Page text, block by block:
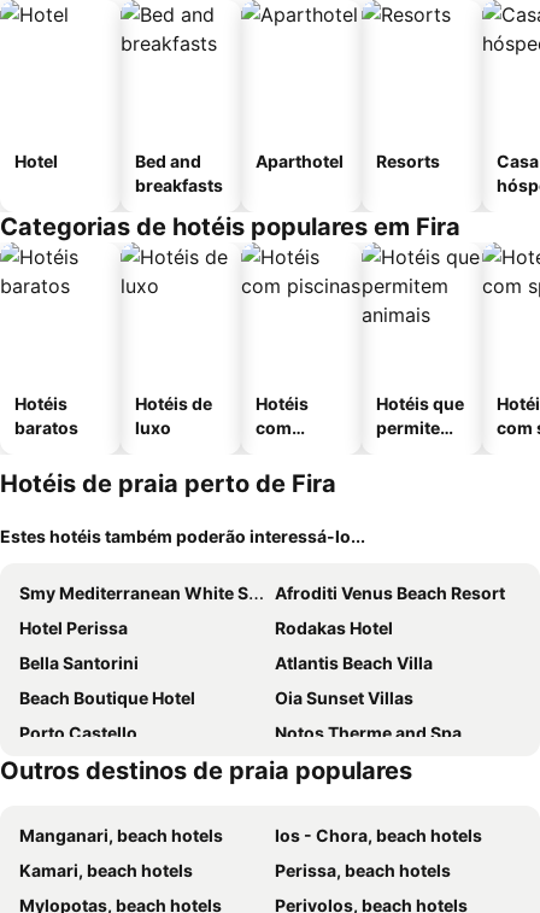
Hotel
Bed and
breakfasts
Aparthotel Resorts
Categorias de hotéis populares em Fira
Hotéis
baratos
Hotéis de
luxo
Hotéis
com
Hotéis que
permitem
com
Hotéis de praia perto de Fira
Estes hotéis também poderão interessá-lo...
Smy Mediterranean White Santorini
Afroditi Venus Beach Resort
Hotel Perissa
Rodakas Hotel
Bella Santorini
Atlantis Beach Villa
Beach Boutique Hotel
Oia Sunset Villas
Porto Castello
Notos Therme and Spa
Antinea Suites & Spa Hotel
Holiday Beach Resort
Anema Boutique Hotel & Villas Santorini
Nikki Beach Resort & Spa Santorini
Agia Irini Rooms & Apartments
Aurora Luxury Suites
Radisson Blu Zaffron Resort, Santorini
Home Hotel Uman
Outros destinos de praia populares
Manganari, beach hotels
Ios - Chora, beach hotels
Kamari, beach hotels
Perissa, beach hotels
Mylopotas, beach hotels
Perivolos, beach hotels